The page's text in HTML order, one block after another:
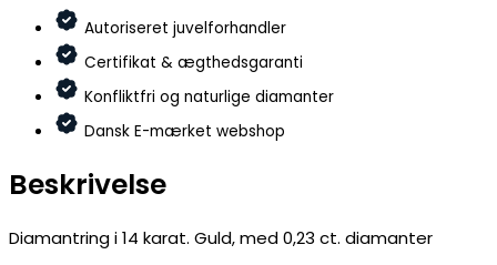
Autoriseret juvelforhandler
Certifikat & ægthedsgaranti
Konfliktfri og naturlige diamanter
Dansk E-mærket webshop
Beskrivelse
Diamantring i 14 karat. Guld, med 0,23 ct. diamanter